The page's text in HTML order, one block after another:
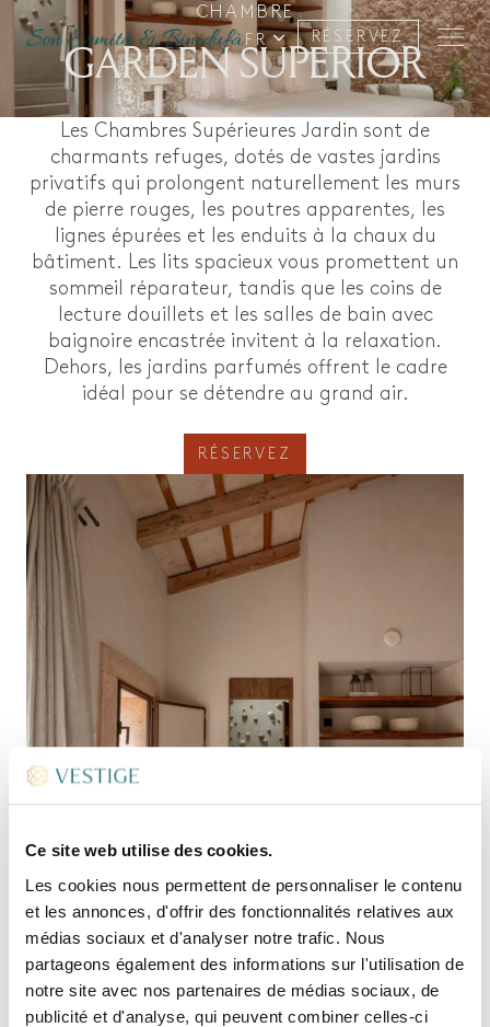
Ce site web utilise des cookies.
Les cookies nous permettent de personnaliser le contenu
et les annonces, d'offrir des fonctionnalités relatives aux
médias sociaux et d'analyser notre trafic. Nous
partageons également des informations sur l'utilisation de
notre site avec nos partenaires de médias sociaux, de
publicité et d'analyse, qui peuvent combiner celles-ci
FR RÉSERVEZ
CHAMBRE
GARDEN SUPERIOR
Les Chambres Supérieures Jardin sont de
charmants refuges, dotés de vastes jardins
privatifs qui prolongent naturellement les murs
de pierre rouges, les poutres apparentes, les
lignes épurées et les enduits à la chaux du
bâtiment. Les lits spacieux vous promettent un
sommeil réparateur, tandis que les coins de
lecture douillets et les salles de bain avec
baignoire encastrée invitent à la relaxation.
Dehors, les jardins parfumés offrent le cadre
idéal pour se détendre au grand air.
RÉSERVEZ